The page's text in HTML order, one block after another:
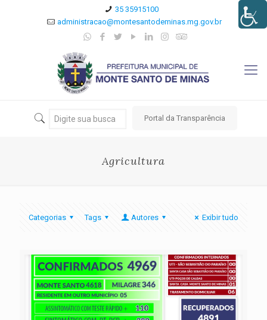
35 35915100
administracao@montesantodeminas.mg.gov.br
Portal da Transparência
Agricultura
Categorias Tags Autores Exibir tudo